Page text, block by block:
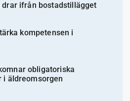
drar ifrån bostadstillägget
kompetensen i
obligatoriska
i äldreomsorgen